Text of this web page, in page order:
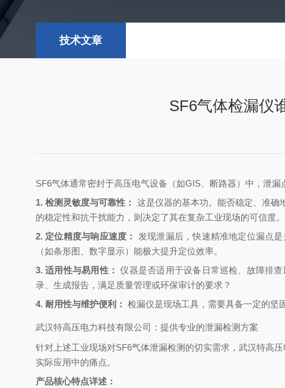
技术文章
SF6气体检漏仪
SF6气体通常密封于高压电气设备（如GIS、断路器）中，泄
1. 检测灵敏度与可靠性：
这是仪器的基本功。能否稳定、准
的稳定性和抗干扰能力，则决定了其在复杂工业现场的可信度。
2. 定位精度与响应速度：
发现泄漏后，快速精准地定位漏点
（如条形图、数字显示）能极大提升定位效率。
3. 适用性与易用性：
仪器是否适用于设备日常巡检、故障排
录、生成报告，满足质量管理或环保审计的要求？
4. 耐用性与维护便利：
检漏仪是现场工具，需要具备一定的坚
武汉特高压电力科技有限公司：提供专业的泄漏检测方案
针对上述工业现场对SF6气体泄漏检测的切实需求，武汉特高
实际应用中的痛点。
产品核心特点详述：